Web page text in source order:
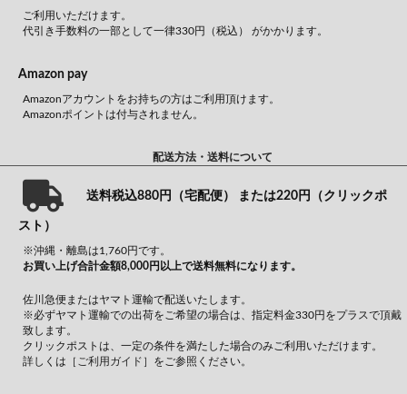
ご利用いただけます。
代引き手数料の一部として一律330円（税込） がかかります。
Amazon pay
Amazonアカウントをお持ちの方はご利用頂けます。
Amazonポイントは付与されません。
配送方法・送料について
送料税込880円（宅配便） または220円（クリックポ
スト）
※沖縄・離島は1,760円です。
お買い上げ合計金額8,000円以上で送料無料になります。
佐川急便またはヤマト運輸で配送いたします。
※必ずヤマト運輸での出荷をご希望の場合は、指定料金330円をプラスで頂戴
致します。
クリックポストは、一定の条件を満たした場合のみご利用いただけます。
詳しくは ［ご利用ガイド］ をご参照ください。